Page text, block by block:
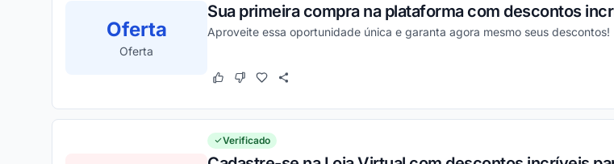
Oferta
Oferta
Sua primeira compra na plataforma com descontos
Aproveite essa oportunidade única e garanta agora mesmo seus descontos!
Este cupom funcionou
Este cupom não funcionou
Verificado